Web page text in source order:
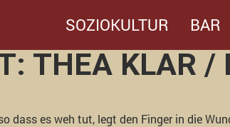
SOZIOKULTUR BAR
THEA KLAR /
dass es weh tut, legt den Finger in die